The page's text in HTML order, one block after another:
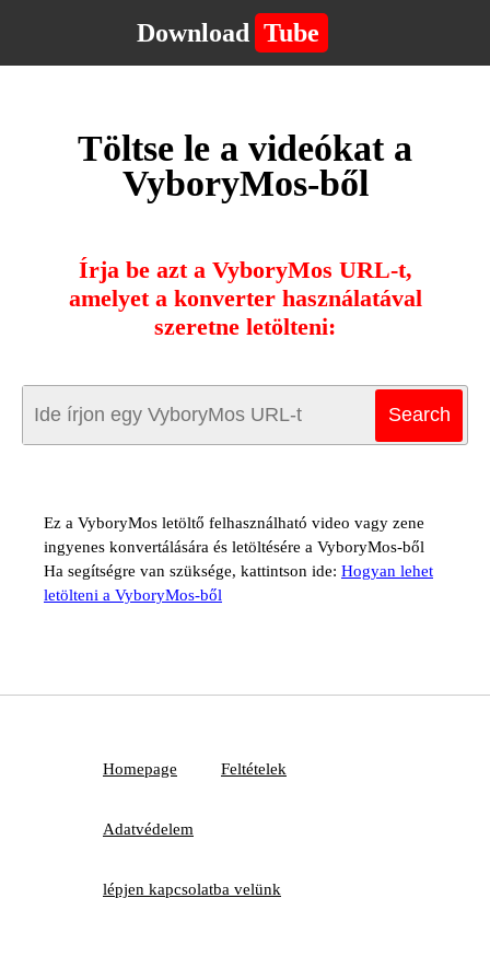
Download Tube
Töltse le a videókat a
VyboryMos-ből
Írja be azt a VyboryMos URL-t,
amelyet a konverter használatával
szeretne letölteni:
Ez a VyboryMos letöltő felhasználható video vagy zene
ingyenes konvertálására és letöltésére a VyboryMos-ből
Ha segítségre van szüksége, kattintson ide: Hogyan lehet
letölteni a VyboryMos-ből
Homepage Feltételek
Adatvédelem
lépjen kapcsolatba velünk